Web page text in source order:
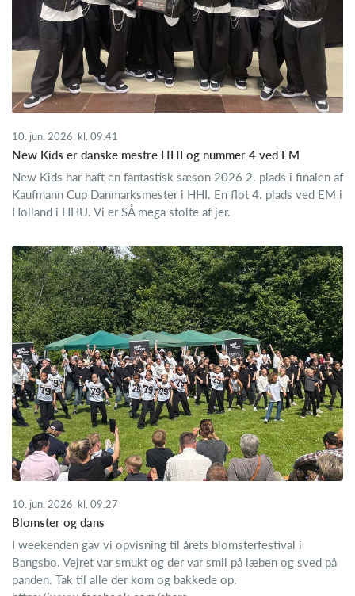
10. jun. 2026, kl. 09.41
New Kids er danske mestre HHI og nummer 4 ved EM
New Kids har haft en fantastisk sæson 2026 2. plads i finalen af
Kaufmann Cup Danmarksmester i HHI. En flot 4. plads ved EM i
Holland i HHU. Vi er SÅ mega stolte af jer.
10. jun. 2026, kl. 09.27
Blomster og dans
I weekenden gav vi opvisning til årets blomsterfestival i
Bangsbo. Vejret var smukt og der var smil på læben og sved på
panden. Tak til alle der kom og bakkede op.